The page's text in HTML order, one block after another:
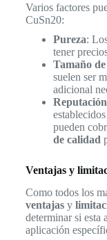
Varios factores
CuSn20:
Pureza:
tener
Tamaño
suelen ser
adicional
pueden
de calidad
Ventajas y
Como todos los
ventajasy
determinar si esta
aplicación